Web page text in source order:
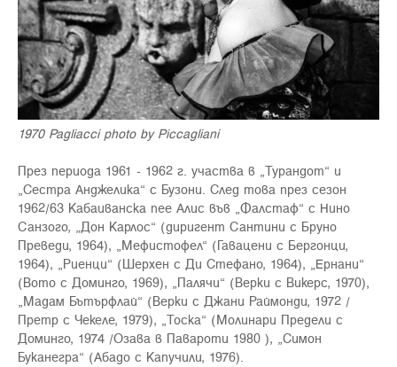
1970 Pagliacci photo by Piccagliani
През периода 1961 - 1962 г. участва в „Турандот“ и
„Сестра Анджелика“ с Бузони. След това през сезон
1962/63 Кабаиванска пее Алис във „Фалстаф“ с Нино
Санзого, „Дон Карлос“ (диригент Сантини с Бруно
Преведи, 1964), „Мефистофел“ (Гавацени с Бергонци,
1964), „Риенци“ (Шерхен с Ди Стефано, 1964), „Ернани“
(Вото с Доминго, 1969), „Палячи“ (Верки с Викерс, 1970),
„Мадам Бътърфлай“ (Верки с Джани Раймонди, 1972 /
Претр с Чекеле, 1979), „Тоска“ (Молинари Предели с
Доминго, 1974 /Озава в Павароти 1980 ), „Симон
Буканегра“ (Абадо с Капучили, 1976).